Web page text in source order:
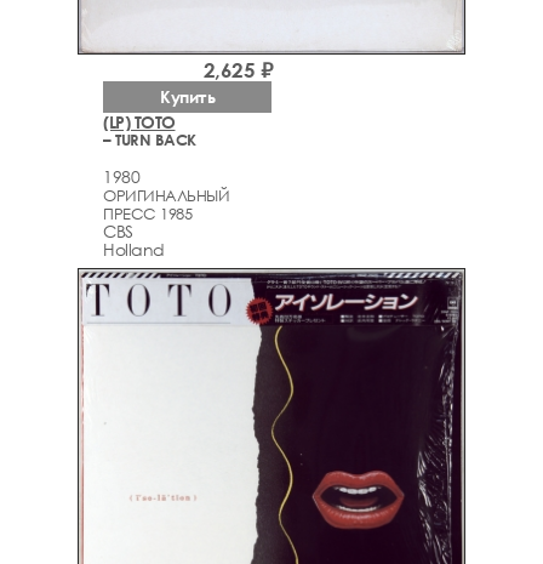
(LP) TOTO
– TURN BACK
1980
ОРИГИНАЛЬНЫЙ
ПРЕСС 1985
CBS
Holland
2,625 ₽
Купить